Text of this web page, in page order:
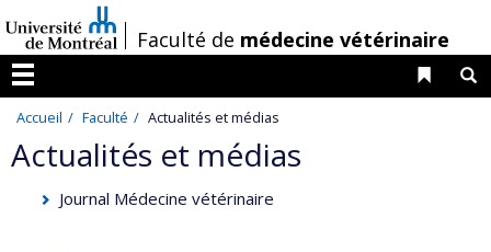
au
contenu
/Faculté de médecine vétérinaire
Menu
Liens
Accueil Faculté Actualités et médias
Actualités et médias
Journal Médecine vétérinaire